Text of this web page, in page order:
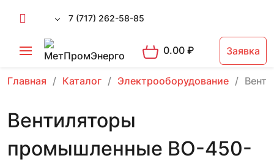
7 (717) 262-58-85
0.00₽ Заявка
Главная Каталог Электрооборудование
Вентиляторы
промышленные ВО-450-